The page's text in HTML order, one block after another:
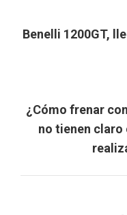
navigation
Benelli 1200GT,
¿Cómo frenar
no tienen claro